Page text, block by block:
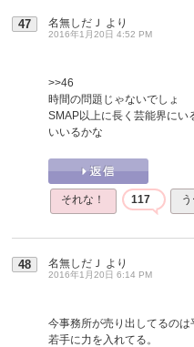
47 名無しだＪ より
2016年1月20日 4:52 PM
>>46
時間の問題じゃないでしょ
SMAP以上に長く芸能界にい
いいるかな
それな！ 117
48 名無しだＪ より
2016年1月20日 6:14 PM
今事務所が売り出してるのは
若手に力を入れてる。